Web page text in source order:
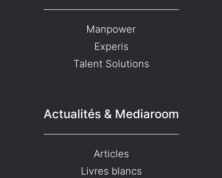
Manpower
Experis
Talent Solutions
Actualités & Mediaroom
Articles
Livres blancs